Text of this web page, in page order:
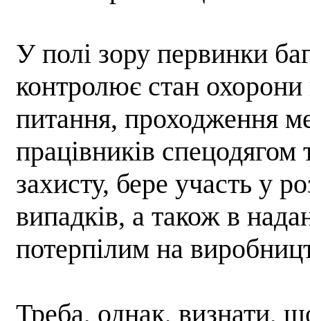
У полі зору первинки
контролює стан охорони
питання, проходження
працівників спецодягом
захисту, бере участь у
випадків, а також в
потерпілим на
Треба, однак, визнати,